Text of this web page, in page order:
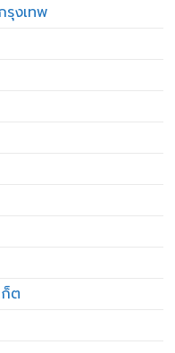
รุงเทพ
ต